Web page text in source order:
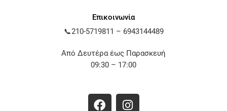
Επικοινωνία
📞210-5719811 – 6943144489
Από Δευτέρα έως Παρασκευή
09:30 – 17:00